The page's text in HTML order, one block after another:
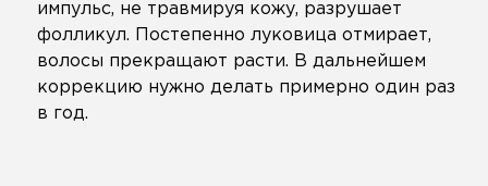
импульс, не травмируя кожу, разрушает
фолликул. Постепенно луковица отмирает,
волосы прекращают расти. В дальнейшем
коррекцию нужно делать примерно один раз
в год.